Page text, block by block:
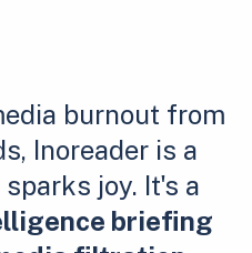
burnout from
Inoreader is a
joy. It's a
briefing